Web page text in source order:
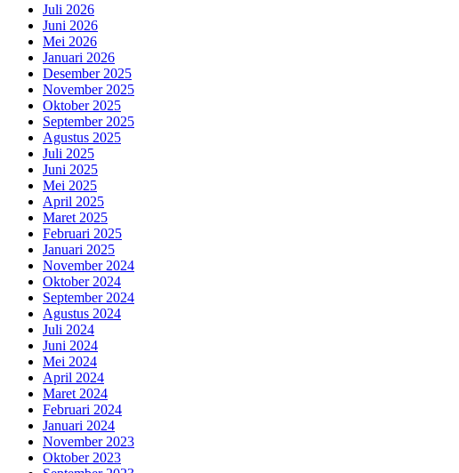
Juli 2026
Juni 2026
Mei 2026
Januari 2026
Desember 2025
November 2025
Oktober 2025
September 2025
Agustus 2025
Juli 2025
Juni 2025
Mei 2025
April 2025
Maret 2025
Februari 2025
Januari 2025
November 2024
Oktober 2024
September 2024
Agustus 2024
Juli 2024
Juni 2024
Mei 2024
April 2024
Maret 2024
Februari 2024
Januari 2024
November 2023
Oktober 2023